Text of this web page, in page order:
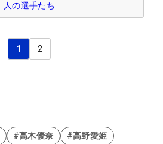
人の選手たち
1 2
#高木優奈
#高野愛姫